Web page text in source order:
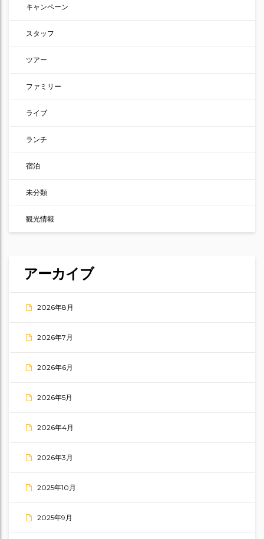
キャンペーン
スタッフ
ツアー
ファミリー
ライブ
ランチ
宿泊
未分類
観光情報
アーカイブ
2026年8月
2026年7月
2026年6月
2026年5月
2026年4月
2026年3月
2025年10月
2025年9月